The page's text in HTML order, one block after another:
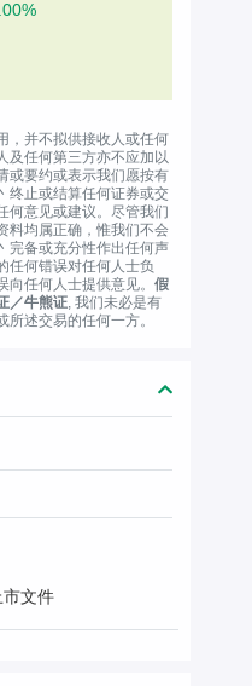
，并不拟供接收人或任何
及任何第三方亦不应加以
或要约或表示我们愿按有
终止或结算任何证券或交
何意见或建议。尽管我们
料均属正确，惟我们不会
完备或充分性作出任何声
任何错误对任何人士负
任何人士提供意见。 假
／牛熊证, 我们未必是有
述交易的任何一方。
文件